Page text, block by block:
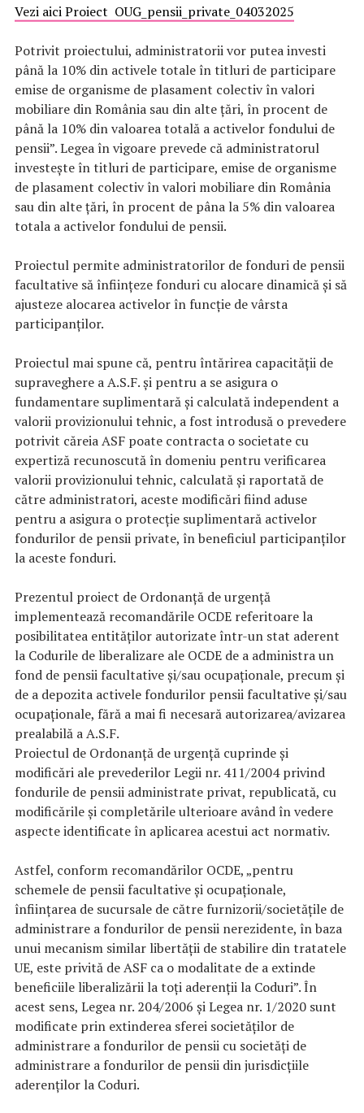
Vezi aici Proiect OUG_pensii_private_04032025
Potrivit proiectului, administratorii vor putea investi
până la 10% din activele totale în titluri de participare
emise de organisme de plasament colectiv în valori
mobiliare din România sau din alte țări, în procent de
până la 10% din valoarea totală a activelor fondului de
pensii”. Legea în vigoare prevede că administratorul
investește întitluri de participare, emise de organisme
de plasament colectiv în valori mobiliare din România
sau din alte țări, în procent de pâna la 5% din valoarea
totala a activelor fondului de pensii.
Proiectul permite administratorilor de fonduri de pensii
facultative să înființeze fonduri cu alocare dinamică și să
ajusteze alocarea activelor în funcție de vârsta
participanților.
Proiectul mai spune că, pentru întărirea capacității de
supraveghere a A.S.F. și pentru a se asigura o
fundamentare suplimentară și calculată independent a
valorii provizionului tehnic, a fost introdusă o prevedere
potrivit căreia ASF poate contracta o societate cu
expertiză recunoscută în domeniu pentru verificarea
valorii provizionului tehnic, calculată şi raportată de
către administratori, aceste modificări fiind aduse
pentru a asigura o protecție suplimentară activelor
fondurilor de pensii private, în beneficiul participanților
la aceste fonduri.
Prezentul proiect de Ordonanță de urgență
implementează recomandările OCDE referitoare la
posibilitatea entităților autorizate într-un stat aderent
la Codurile de liberalizare ale OCDE de a administra un
fond de pensii facultative și/sau ocupaționale, precum și
de a depozita activele fondurilor pensii facultative și/sau
ocupaționale, fără a mai fi necesară autorizarea/avizarea
prealabilă a A.S.F.
Proiectul de Ordonanță de urgență cuprinde și
modificări ale prevederilor Legii nr. 411/2004 privind
fondurile de pensii administrate privat, republicată, cu
modificările și completările ulterioare având în vedere
aspecte identificate în aplicarea acestui act normativ.
Astfel, conform recomandărilor OCDE, „pentru
schemele de pensii facultative și ocupaționale,
înființarea de sucursale de către furnizorii/societățile de
administrare a fondurilor de pensii nerezidente, în baza
unui mecanism similar libertății de stabilire din tratatele
UE, este privită de ASF ca o modalitate de a extinde
beneficiile liberalizării la toți aderenții la Coduri”. În
acest sens, Legea nr. 204/2006 și Legea nr. 1/2020 sunt
modificate prin extinderea sferei societăților de
administrare a fondurilor de pensii cu societăți de
administrare a fondurilor de pensii din jurisdicțiile
aderenților la Coduri.